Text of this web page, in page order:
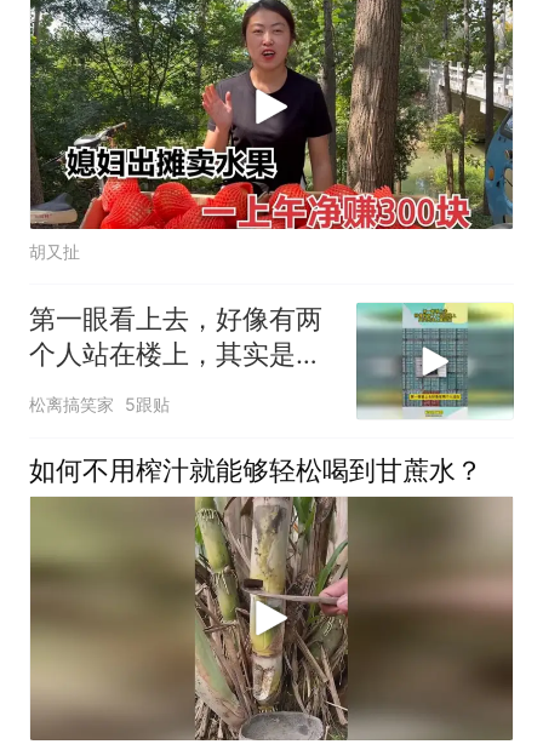
胡又扯
第一眼看上去，好像有两
个人站在楼上，其实是海
上集装箱
松离搞笑家 5跟贴
如何不用榨汁就能够轻松喝到甘蔗水？